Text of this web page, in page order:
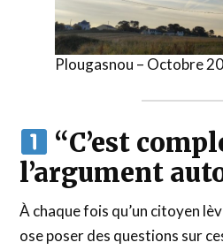
Plougasnou – Octobre
“C’est
l’argument
À chaque fois qu’un citoyen
ose poser des questions sur